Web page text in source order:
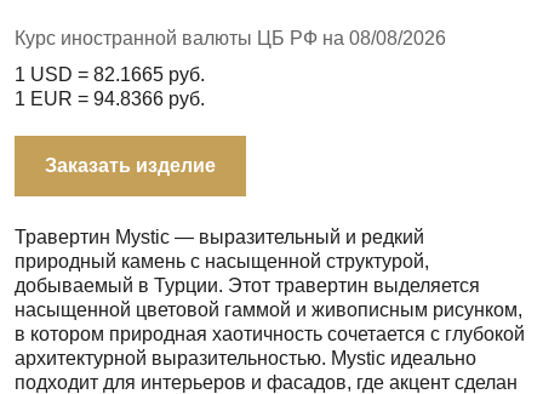
Курс иностранной валюты ЦБ РФ на 08/08/2026
1 USD = 82.1665 руб.
1 EUR = 94.8366 руб.
Заказать изделие
Травертин Mystic — выразительный и редкий
природный камень с насыщенной структурой,
добываемый в Турции. Этот травертин выделяется
насыщенной цветовой гаммой и живописным рисунком,
в котором природная хаотичность сочетается с глубокой
архитектурной выразительностью. Mystic идеально
подходит для интерьеров и фасадов, где акцент сделан